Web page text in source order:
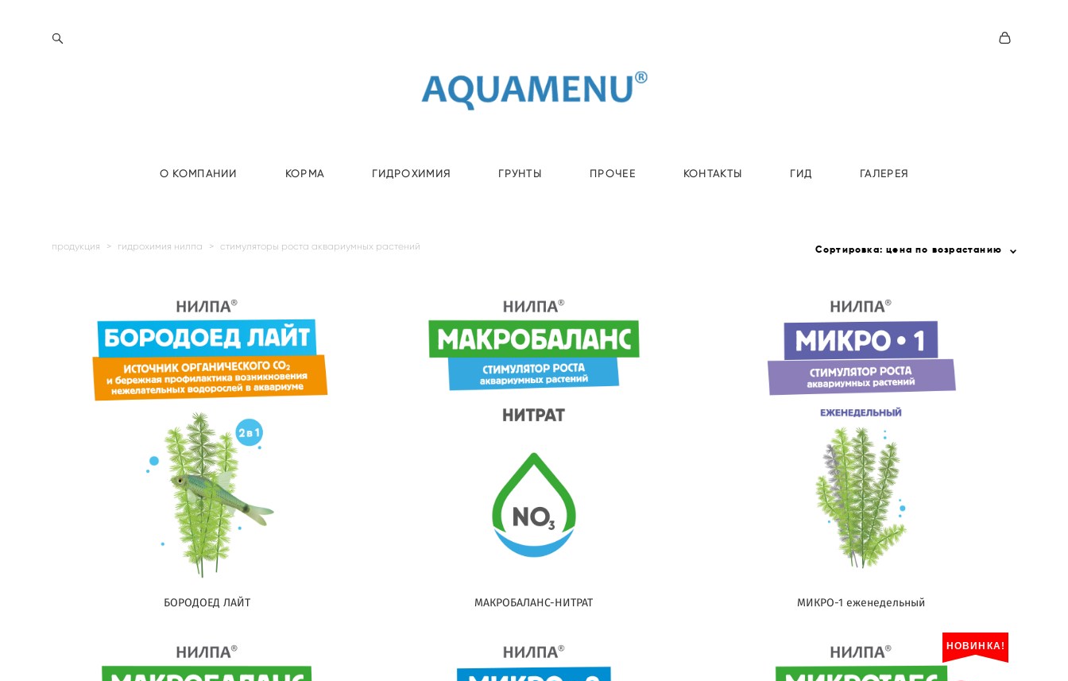
О КОМПАНИИ КОРМА ГИДРОХИМИЯ ГРУНТЫ ПРОЧЕЕ КОНТАКТЫ ГИД ГАЛЕРЕЯ
продукция > гидрохимия нилпа > стимуляторы роста аквариумных растений Сортировка: цена по возрастанию
БОРОДОЕД ЛАЙТ МАКРОБАЛАНС-НИТРАТ МИКРО-1 еженедельный
НОВИНКА!